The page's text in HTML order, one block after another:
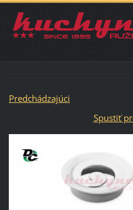
Predchádzajúci
Spustiť